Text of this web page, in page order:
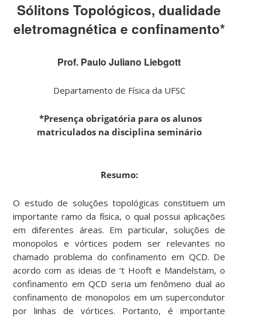
Sólitons Topológicos, dualidade
eletromagnética e confinamento*
Prof. Paulo Juliano Liebgott
Departamento de Física da UFSC
*Presença obrigatória para os alunos
matriculados na disciplina seminário
Resumo:
O estudo de soluções topológicas constituem um
importante ramo da física, o qual possui aplicações
em diferentes áreas. Em particular, soluções de
monopolos e vórtices podem ser relevantes no
chamado problema do confinamento em QCD. De
acordo com as ideias de ‘t Hooft e Mandelstam, o
confinamento em QCD seria um fenômeno dual ao
confinamento de monopolos em um supercondutor
por linhas de vórtices. Portanto, é importante